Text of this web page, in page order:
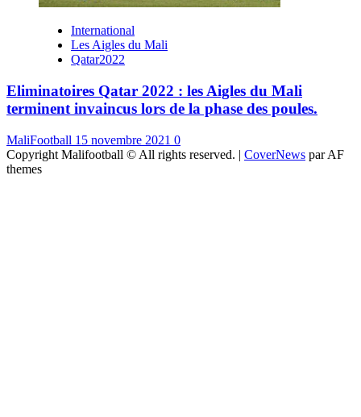
International
Les Aigles du Mali
Qatar2022
Eliminatoires Qatar 2022 : les Aigles du Mali
terminent invaincus lors de la phase des poules.
MaliFootball 15 novembre 2021 0
Copyright Malifootball © All rights reserved. | CoverNews par AF
themes